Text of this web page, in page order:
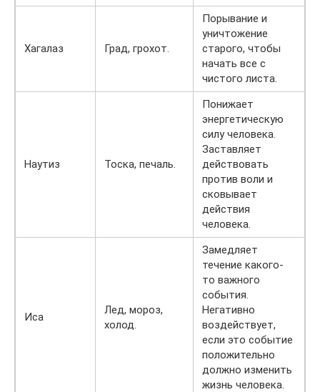
Хагалаз Град, грохот.
Порывание и
уничтожение
старого, чтобы
начать все с
чистого листа.
Наутиз Тоска, печаль.
Понижает
энергетическую
силу человека.
Заставляет
действовать
против воли и
сковывает
действия
человека.
Иса
Лед, мороз,
холод.
Замедляет
течение какого-
то важного
события.
Негативно
воздействует,
если это событие
положительно
должно изменить
жизнь человека.